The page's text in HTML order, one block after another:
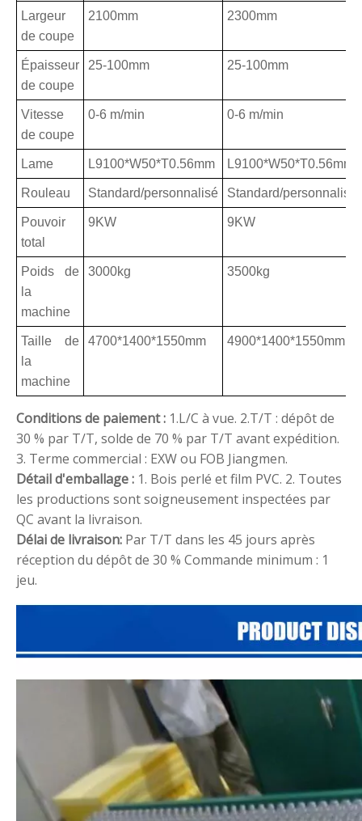
Largeur
de coupe
2100mm 2300mm
Épaisseur
de coupe
25-100mm 25-100mm
Vitesse
de coupe
0-6 m/min 0-6 m/min
Lame L9100*W50*T0.56mm L9100*W50*T0.56mm
Rouleau Standard/personnalisé Standard/personnalisé
Pouvoir
total
9KW 9KW
Poids de
la
machine
3000kg 3500kg
Taille de
la
machine
4700*1400*1550mm 4900*1400*1550mm
Conditions de paiement : 1.L/C à vue. 2.T/T : dépôt de
30 % par T/T, solde de 70 % par T/T avant expédition.
3. Terme commercial : EXW ou FOB Jiangmen.
Détail d'emballage : 1. Bois perlé et film PVC. 2. Toutes
les productions sont soigneusement inspectées par
QC avant la livraison.
Délai de livraison: Par T/T dans les 45 jours après
réception du dépôt de 30 % Commande minimum : 1
jeu.